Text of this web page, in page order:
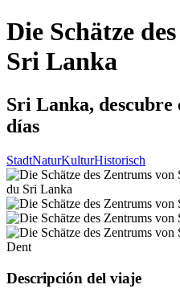
Die Schätze
Sri Lanka
Sri Lanka, descubre
días
StadtNaturKulturHistorisch
Descripción del viaje